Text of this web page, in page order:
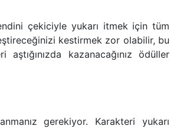
çekiciyle yukarı itmek için tüm
kestirmek zor olabilir, bu
kazanacağınız ödüller
gerekiyor. Karakteri yukarı